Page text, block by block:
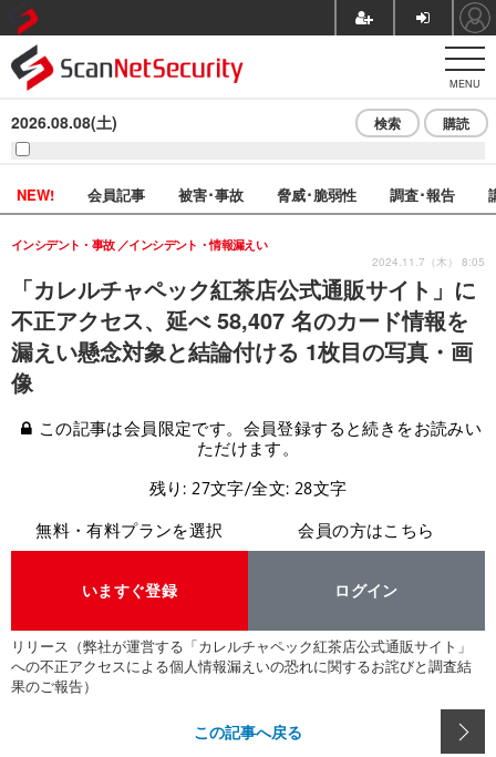
MENU
2026.08.08(土) 検索 購読
NEW! 会員記事 被害･事故 脅威･脆弱性 調査･報告
「カレルチャペック紅茶店公式通販サイト」に
不正アクセス、延べ 58,407 名のカード情報を
漏えい懸念対象と結論付ける 1枚目の写真・画
像
インシデント・事故 インシデント・情報漏えい
2024.11.7（木） 8:05
この記事は会員限定です。会員登録すると続きをお読みい
ただけます。
残り: 27文字/全文: 28文字
無料・有料プランを選択
いますぐ登録
会員の方はこちら
ログイン
リリース（弊社が運営する「カレルチャペック紅茶店公式通販サイト」
への不正アクセスによる個人情報漏えいの恐れに関するお詫びと調査結
果のご報告）
この記事へ戻る